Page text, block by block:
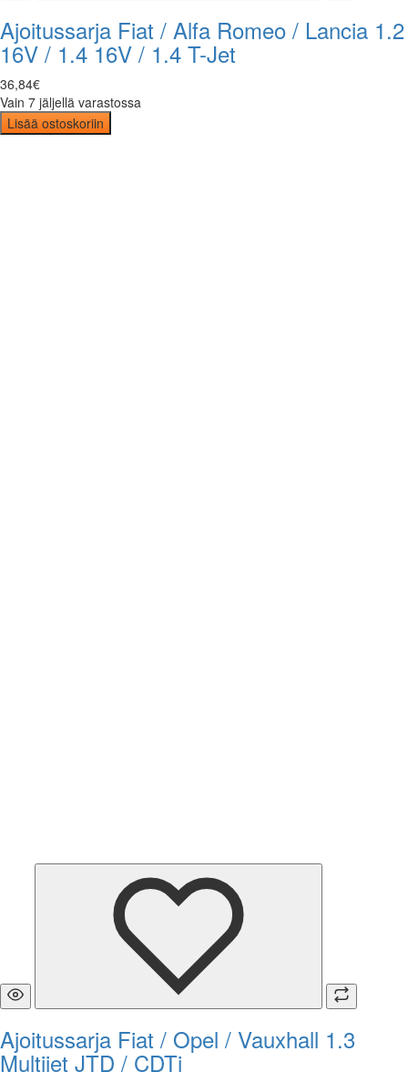
Ajoitussarja Fiat / Alfa Romeo / Lancia 1.2
16V / 1.4 16V / 1.4 T-Jet
36,84€
Vain 7 jäljellä varastossa
Lisää ostoskoriin
Ajoitussarja Fiat / Opel / Vauxhall 1.3
Multijet JTD / CDTi